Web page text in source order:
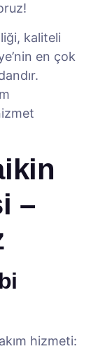
kaliteli
en çok
–
hizmeti: